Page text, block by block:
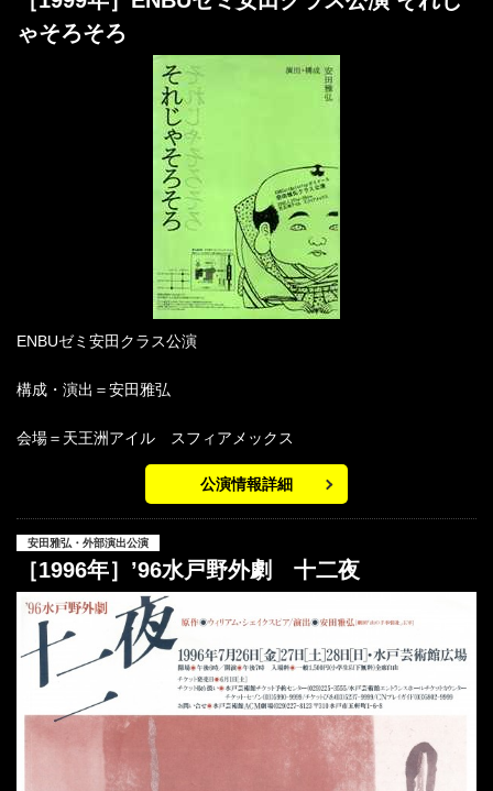
ゃそろそろ
ENBUゼミ安田クラス公演
構成・演出＝安田雅弘
会場＝天王洲アイル スフィアメックス
公演情報詳細
安田雅弘・外部演出公演
［1996年］’96水戸野外劇 十二夜